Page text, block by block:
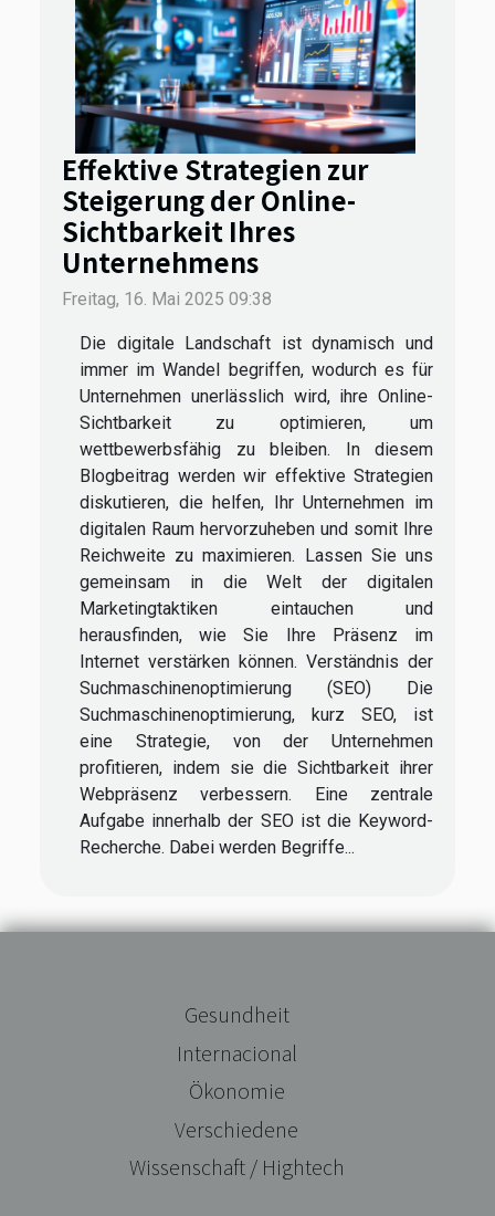
Effektive Strategien zur
Steigerung der Online-
Sichtbarkeit Ihres
Unternehmens
Freitag, 16. Mai 2025 09:38
Die digitale Landschaft ist dynamisch und
immer im Wandel begriffen, wodurch es für
Unternehmen unerlässlich wird, ihre Online-
Sichtbarkeit zu optimieren, um
wettbewerbsfähig zu bleiben. In diesem
Blogbeitrag werden wir effektive Strategien
diskutieren, die helfen, Ihr Unternehmen im
digitalen Raum hervorzuheben und somit Ihre
Reichweite zu maximieren. Lassen Sie uns
gemeinsam in die Welt der digitalen
Marketingtaktiken eintauchen und
herausfinden, wie Sie Ihre Präsenz im
Internet verstärken können. Verständnis der
Suchmaschinenoptimierung (SEO) Die
Suchmaschinenoptimierung, kurz SEO, ist
eine Strategie, von der Unternehmen
profitieren, indem sie die Sichtbarkeit ihrer
Webpräsenz verbessern. Eine zentrale
Aufgabe innerhalb der SEO ist die Keyword-
Recherche. Dabei werden Begriffe...
Gesundheit
Internacional
Ökonomie
Verschiedene
Wissenschaft / Hightech